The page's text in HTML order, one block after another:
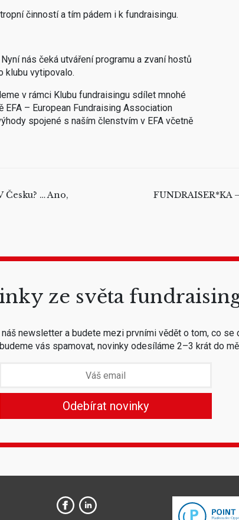
činností a tím pádem i k fundraisingu.
nás čeká utváření programu a zvaní hostů
klubu vytipovalo.
v rámci Klubu fundraisingu sdílet mnohé
– European Fundraising Association
spojené s naším členstvím v EFA včetně
… Ano,
FUNDRAISER*KA
ze světa
newsletter a budete mezi prvními vědět o tom, co se
vás spamovat, novinky odesíláme 2–3 krát do